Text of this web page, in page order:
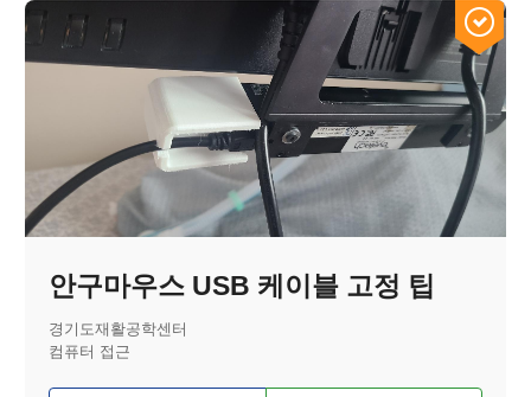
안구마우스 USB 케이블 고정 팁
경기도재활공학센터
컴퓨터 접근